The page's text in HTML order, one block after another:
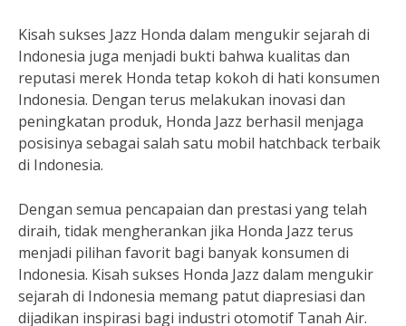
Kisah sukses Jazz Honda dalam mengukir sejarah di
Indonesia juga menjadi bukti bahwa kualitas dan
reputasi merek Honda tetap kokoh di hati konsumen
Indonesia. Dengan terus melakukan inovasi dan
peningkatan produk, Honda Jazz berhasil menjaga
posisinya sebagai salah satu mobil hatchback terbaik
di Indonesia.
Dengan semua pencapaian dan prestasi yang telah
diraih, tidak mengherankan jika Honda Jazz terus
menjadi pilihan favorit bagi banyak konsumen di
Indonesia. Kisah sukses Honda Jazz dalam mengukir
sejarah di Indonesia memang patut diapresiasi dan
dijadikan inspirasi bagi industri otomotif Tanah Air.